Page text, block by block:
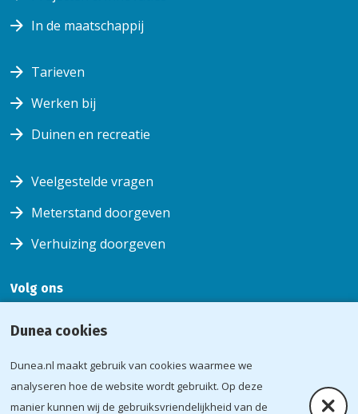
In de maatschappij
Tarieven
Werken bij
Duinen en recreatie
Veelgestelde vragen
Meterstand doorgeven
Verhuizing doorgeven
Volg ons
Volg ons
facebook
Volg
youtubeinstagramlinkedin
Voorwaarden
Dunea cookies
Dunea.nl maakt gebruik van cookies waarmee we
analyseren hoe de website wordt gebruikt. Op deze
manier kunnen wij de gebruiksvriendelijkheid van de